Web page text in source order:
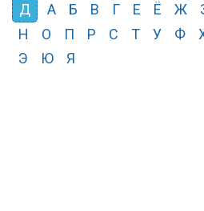
Д А Б В Г Е Ё Ж
Н
О П Р С Т У Ф
Э
Ю Я